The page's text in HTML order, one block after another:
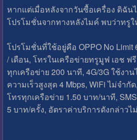
หากแต่เมื่อหลังจากวันซื้อเครื่อง ดิฉั
โปรโมชั่นจากทางหลังไมค์ พบว่าทรูใ
โปรโมชั่นที่ใช้อยู่คือ OPPO No Limit
/ เดือน, โทรในเครือข่ายทรูมูฟ เอช ฟ
ทุกเครือข่าย 200 นาที, 4G/3G ใช้งา
ความเร็วสูงสุด 4 Mbps, WiFi ไม่จำกั
โทรทุกเครือข่าย 1.50 บาท/นาที,
5 บาท/ครั้ง, อัตราค่าบริการดังกล่าว